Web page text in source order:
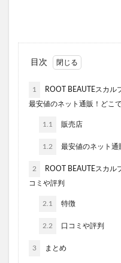
目次
1
ROOT BEAUTEスカル
最安値のネット通販！どこ
1.1 販売店
1.2 最安値のネット通
2
ROOT BEAUTEスカル
コミや評判
2.1 特徴
2.2 口コミや評判
3 まとめ